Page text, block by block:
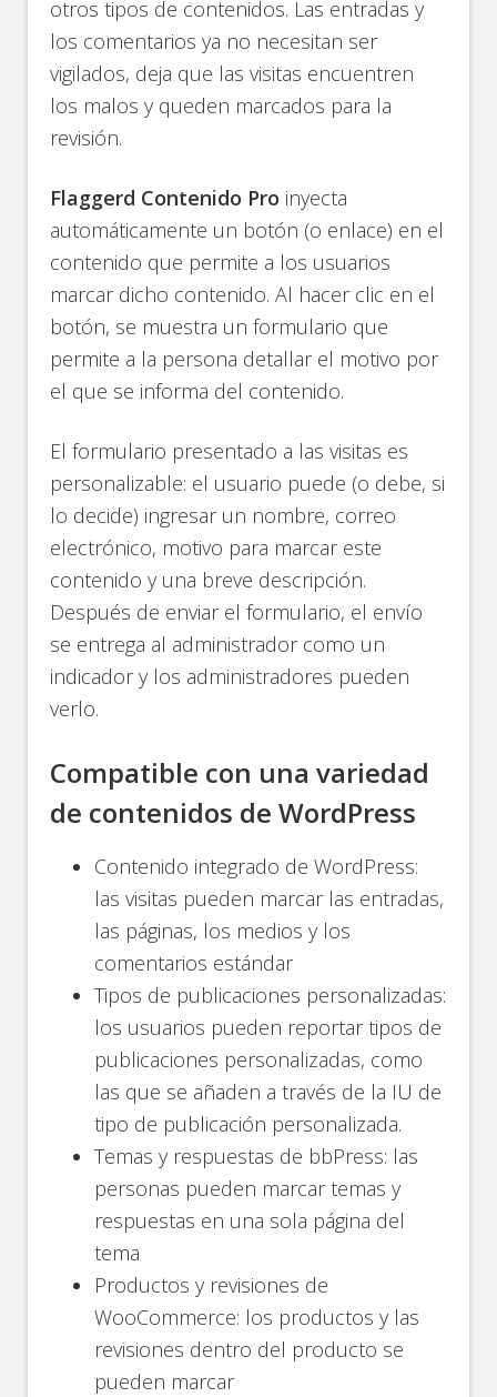
otros tipos de contenidos. Las entradas y
los comentarios ya no necesitan ser
vigilados, deja que las visitas encuentren
los malos y queden marcados para la
revisión.
Flaggerd Contenido Pro inyecta
automáticamente un botón (o enlace) en el
contenido que permite a los usuarios
marcar dicho contenido. Al hacer clic en el
botón, se muestra un formulario que
permite a la persona detallar el motivo por
el que se informa del contenido.
El formulario presentado a las visitas es
personalizable: el usuario puede (o debe, si
lo decide) ingresar un nombre, correo
electrónico, motivo para marcar este
contenido y una breve descripción.
Después de enviar el formulario, el envío
se entrega al administrador como un
indicador y los administradores pueden
verlo.
Compatible con una variedad
de contenidos de WordPress
Contenido integrado de WordPress:
las visitas pueden marcar las entradas,
las páginas, los medios y los
comentarios estándar
Tipos de publicaciones personalizadas:
los usuarios pueden reportar tipos de
publicaciones personalizadas, como
las que se añaden a través de la IU de
tipo de publicación personalizada.
Temas y respuestas de bbPress: las
personas pueden marcar temas y
respuestas en una sola página del
tema
Productos y revisiones de
WooCommerce: los productos y las
revisiones dentro del producto se
pueden marcar